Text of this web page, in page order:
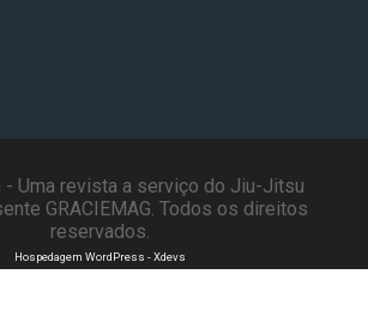
- Uma revista a serviço do Jiu-Jitsu
GRACIEMAG. Todos os direitos
reservados.
Hospedagem WordPress - Xdevs